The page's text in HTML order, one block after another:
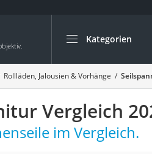
Kategorien
Die beliebtesten
Wohnen
Matratzen-Topper
Matratzen
Konferenzlautsprecher
Tageslichtlampe
Rollläden, Jalousien & Vorhänge
Vergleich
im Vergleich.